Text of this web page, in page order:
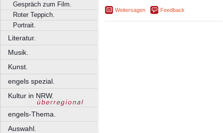
Gespräch zum Film.
Roter Teppich.
Portrait.
Literatur.
Musik.
Kunst.
engels spezial.
Kultur in NRW.
engels-Thema.
Auswahl.
Weitersagen Feedback